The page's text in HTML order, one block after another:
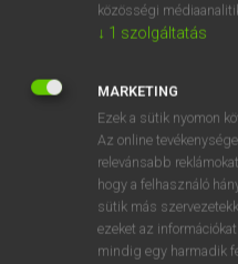
SZÓTÁR LEÍRÁSA
A MAGYAR−ANGOL
szócikket tartalmazó
kiegészítve. Elsősorban a
szakembereknek ajánlott,
közösségi
↓ 1 szolgáltatás
MARKETING
Ezek a sütik nyomon
Az online
relevánsabb
hogy a felhasználó
sütik más
ezeket az
mindig egy harmadik